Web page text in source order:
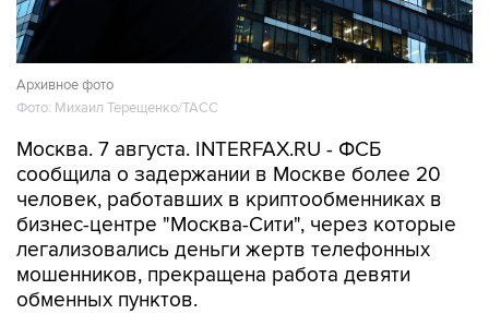
Архивное фото
Фото: Михаил Терещенко/ТАСС
Москва. 7 августа. INTERFAX.RU - ФСБ
сообщила о задержании в Москве более 20
человек, работавших в криптообменниках в
бизнес-центре "Москва-Сити", через которые
легализовались деньги жертв телефонных
мошенников, прекращена работа девяти
обменных пунктов.